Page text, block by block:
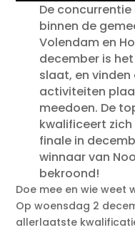
De
binnen de
Volendam en
december is
slaat, en
activiteiten
meedoen. De
kwalificeert
finale in
winnaar van
bekroond!
Doe mee en wie weet
Op woensdag 2
allerlaatste